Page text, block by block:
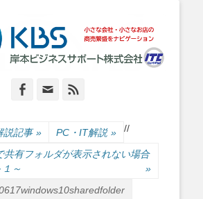
岸本ビジネスサポ
ート株式会社
さなお店のIT経営をナビゲーション
Facebook
Email
説記事 » /
PC・IT解説 » /
共有フォルダが表示されない場合
～
»